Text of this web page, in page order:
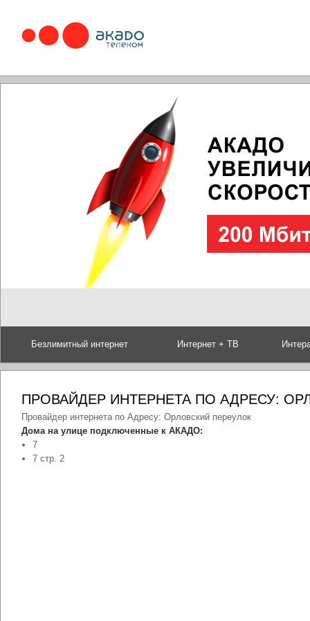
Безлимитный интернет Интернет + ТВ
ПРОВАЙДЕР ИНТЕРНЕТА ПО АДРЕСУ:
Провайдер интернета по Адресу: Орловский переулок
Дома на улице подключенные к АКАДО:
7
7 стр. 2